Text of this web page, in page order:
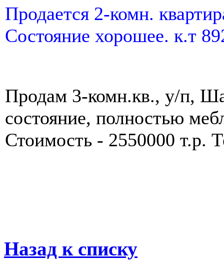
Продается 2-комн.
Состояние хорошее. к.т
Продам 3-комн.кв., у/п,
состояние, полностью
Стоимость - 2550000 т.р.
Назад к списку